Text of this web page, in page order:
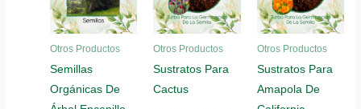
Otros Productos
Semillas
Orgánicas De
Otros Productos
Sustratos Para
Cactus
Otros Productos
Sustratos Para
Amapola De